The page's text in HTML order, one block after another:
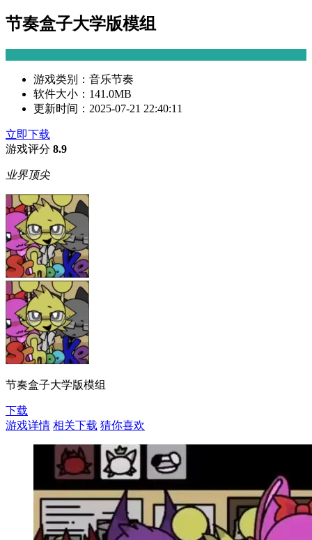
节奏盒子大学版模组
游戏类别： 音乐节奏
软件大小： 141.0MB
更新时间： 2025-07-21 22:40:11
立即下载
游戏评分 8.9
业界顶尖
节奏盒子大学版模组
下载
游戏详情 相关下载 猜你喜欢